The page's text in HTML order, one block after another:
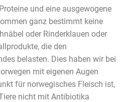
und eine ausgewogene
ganz bestimmt keine
oder Rinderklauen oder
die den
belasten. Dies haben wir bei
mit eigenen Augen
für norwegisches Fleisch ist,
nicht mit Antibiotika